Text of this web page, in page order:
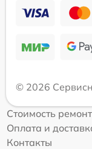
© 2026
Стоимость
Оплата и
Контакты